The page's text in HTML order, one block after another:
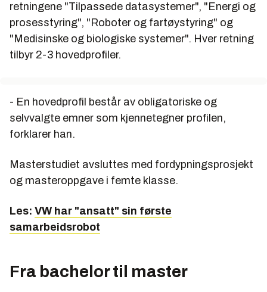
retningene "Tilpassede datasystemer", "Energi og
prosesstyring", "Roboter og fartøystyring" og
"Medisinske og biologiske systemer". Hver retning
tilbyr 2-3 hovedprofiler.
- En hovedprofil består av obligatoriske og
selvvalgte emner som kjennetegner profilen,
forklarer han.
Masterstudiet avsluttes med fordypningsprosjekt
og masteroppgave i femte klasse.
Les: VW har "ansatt" sin første
samarbeidsrobot
Fra bachelor til master